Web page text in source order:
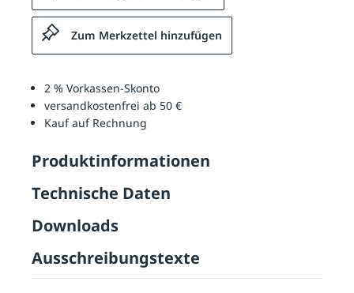
Zum Merkzettel hinzufügen
2 % Vorkassen-Skonto
versandkostenfrei ab 50 €
Kauf auf Rechnung
Produktinformationen
Technische Daten
Downloads
Ausschreibungstexte